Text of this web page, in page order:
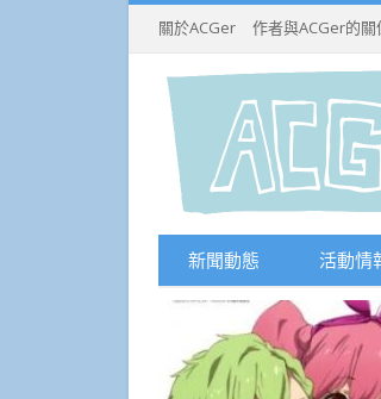
關於ACGer 作者與ACGer的關
新聞動態 活動情